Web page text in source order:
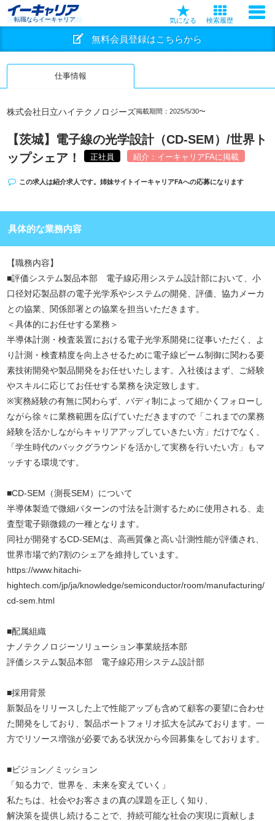
転職ならイーキャリア 気になる 検索履歴
無料会員登録はこちらから
仕事情報
株式会社日立ハイテクノロジーズ掲載期間：2025/5/30〜
【茨城】電子線の光学設計（CD-SEM）/世界ト
ップシェア！
正社員 紹介：イーキャリアFAに掲載
この求人は紹介求人です。姉妹サイト イーキャリアFAへの応募になります
具体的な業務内容
【職務内容】
■評価システム製品本部 電子線応用システム設計部において、小
口径対応製品群の電子光学系やシステムの開発、評価、協力メーカ
との協業、関係部署との協業を担当いただきます。
＜具体的にお任せする業務＞
半導体計測・検査装置における電子光学系開発に従事いただく、よ
り計測・検査精度を向上させるために電子線ビーム制御に関わる要
素技術開発や製品開発をお任せいたします。入社後はまず、ご経験
やスキルに応じてお任せする業務を決定致します。
※実務経験の有無に関わらず、バディ制によって細かくフォローし
ながら徐々に業務範囲を広げていただきますので「これまでの業務
経験を活かしながらキャリアアップしていきたい方」だけでなく、
「学生時代のバックグラウンドを活かして実務を行いたい方」もマ
ッチする環境です。
■CD-SEM（測長SEM）について
半導体製造で微細パターンの寸法を計測するために使用される、走
査型電子顕微鏡の一種となります。
同社が開発するCD-SEMは、高画質像と高い計測性能が評価され、
世界市場で約7割のシェアを維持しています。
https://www.hitachi-
hightech.com/jp/ja/knowledge/semiconductor/room/manufacturing/
cd-sem.html
■配属組織
ナノテクノロジーソリューション事業統括本部
評価システム製品本部 電子線応用システム設計部
■採用背景
新製品をリリースした上で性能アップも含めて顧客の要望に合わせ
た開発をしており、製品ポートフォリオ拡大を試みております。一
方でリソース増強が必要である状況から今回募集をしております。
■ビジョン／ミッション
「知る力で、世界を、未来を変えていく」
私たちは、社会やお客さまの真の課題を正しく知り、
解決策を提供し続けることで、持続可能な社会の実現に貢献しま